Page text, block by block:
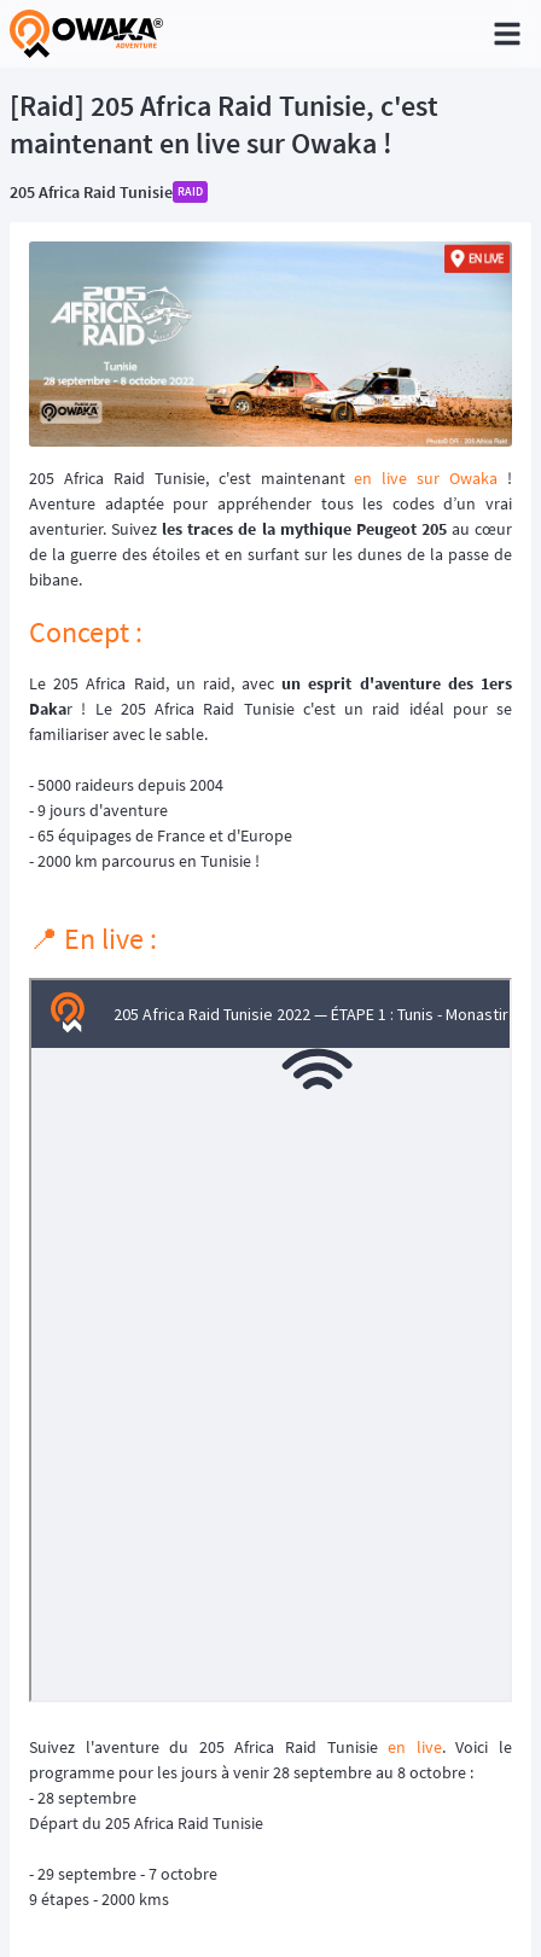
®
[Raid] 205 Africa Raid Tunisie, c'est
maintenant en live sur Owaka !
205 Africa Raid Tunisie RAID
205 Africa Raid Tunisie, c'est maintenanten live sur Owaka !
Aventure adaptée pour appréhender tous les codes d’un vrai
aventurier. Suivez les traces de la mythique Peugeot 205au cœur
de la guerre des étoiles et en surfant sur les dunes de la passe de
bibane.
Concept :
Le 205 Africa Raid, un raid, avecun esprit d'aventure des 1ers
Dakar ! Le 205 Africa Raid Tunisie c'est un raid idéal pour se
familiariser avec le sable.
- 5000 raideurs depuis 2004
- 9 jours d'aventure
- 65 équipages de France et d'Europe
- 2000 km parcourus en Tunisie !
📍 En live :
Suivez l'aventure du 205 Africa Raid Tunisieen live. Voici le
programme pour les jours à venir 28 septembre au 8 octobre :
- 28 septembre
Départ du 205 Africa Raid Tunisie
- 29 septembre - 7 octobre
9 étapes - 2000 kms